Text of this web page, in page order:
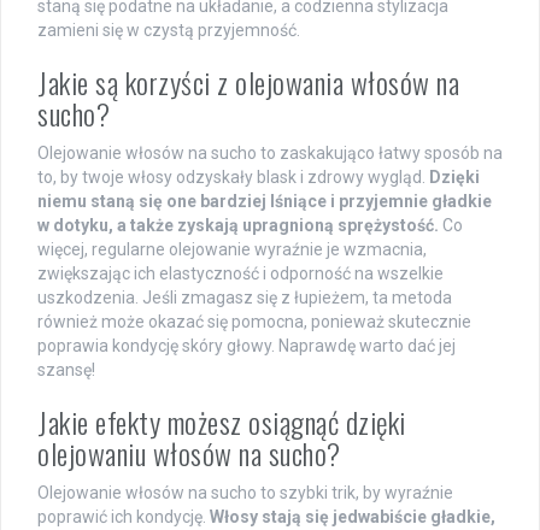
staną się podatne na układanie, a codzienna stylizacja
zamieni się w czystą przyjemność.
Jakie są korzyści z olejowania włosów na
sucho?
Olejowanie włosów na sucho to zaskakująco łatwy sposób na
to, by twoje włosy odzyskały blask i zdrowy wygląd.
Dzięki
niemu staną się one bardziej lśniące i przyjemnie gładkie
w dotyku, a także zyskają upragnioną sprężystość. Co
więcej, regularne olejowanie wyraźnie je wzmacnia,
zwiększając ich elastyczność i odporność na wszelkie
uszkodzenia. Jeśli zmagasz się z łupieżem, ta metoda
również może okazać się pomocna, ponieważ skutecznie
poprawia kondycję skóry głowy. Naprawdę warto dać jej
szansę!
Jakie efekty możesz osiągnąć dzięki
olejowaniu włosów na sucho?
Olejowanie włosów na sucho to szybki trik, by wyraźnie
poprawić ich kondycję. Włosy stają się jedwabiście gładkie,